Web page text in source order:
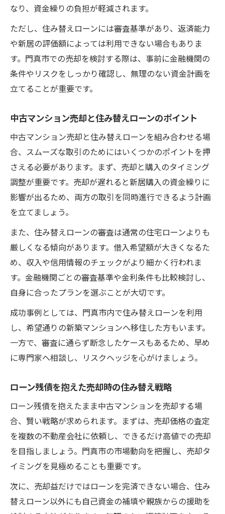
なり、資金繰りの負担が軽減されます。
ただし、住み替えローンには審査基準があり、返済能力
や新居の評価額によっては利用できない場合もありま
す。門真市での売却を検討する際は、事前に金融機関の
条件やリスクをしっかり確認し、無理のない資金計画を
立てることが重要です。
中古マンション売却と住み替えローンのポイント
中古マンション売却と住み替えローンを組み合わせる場
合、スムーズな取引のためにはいくつかのポイントを押
さえる必要があります。まず、売却と購入のタイミング
調整が重要です。売却が遅れると新居購入の資金繰りに
影響が出るため、両方の取引を同時進行できるよう計画
を立てましょう。
また、住み替えローンの審査は通常の住宅ローンよりも
厳しくなる傾向があります。借入希望額が大きくなるた
め、収入や信用情報のチェックがより細かく行われま
す。金融機関ごとの審査基準や金利条件も比較検討し、
自身に合ったプランを選ぶことが大切です。
成功事例としては、門真市内で住み替えローンを利用
し、希望通りの新築マンションへ移住した方もいます。
一方で、審査に通らず断念したケースもあるため、早め
に専門家へ相談し、リスクヘッジを心がけましょう。
ローン残債を抱えた売却時の住み替え戦略
ローン残債を抱えたまま中古マンションを売却する場
合、賢い戦略が求められます。まずは、売却価格の査定
を複数の不動産会社に依頼し、できるだけ高値での売却
を目指しましょう。門真市の市場動向を把握し、売却タ
イミングを見極めることも重要です。
次に、売却益だけではローンを完済できない場合、住み
替えローン以外にも自己資金の補填や親族からの援助を